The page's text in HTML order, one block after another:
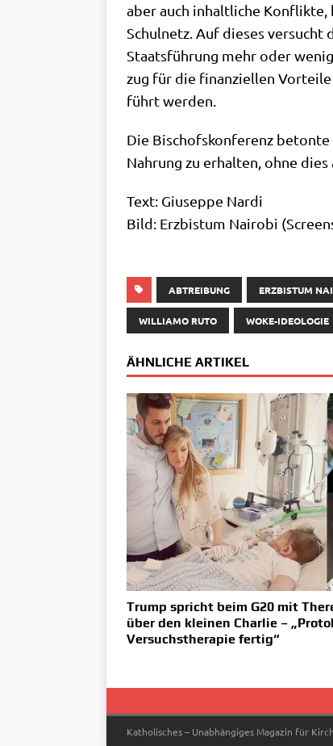
aber auch inhalt­li­che
Schul­netz. Auf die­ses
Staats­füh­rung mehr oder
zug für die finan­zi­el­len
führt werden.
Die Bischofs­kon­fe­renz
Nah­rung zu erhal­ten, ohne
Text: Giu­sep­pe Nar­di
Bild: Erz­bis­tum Nai­ro­bi
ABTREIBUNG ERZBISTUM
WILLIAMO RUTO WOKE-IDEOLOGIE
ÄHNLICHE ARTIKEL
Trump spricht beim G20 mit
über den kleinen Charlie –
Versuchstherapie fertig“
Katholisches – Unabhängiges Magazin für